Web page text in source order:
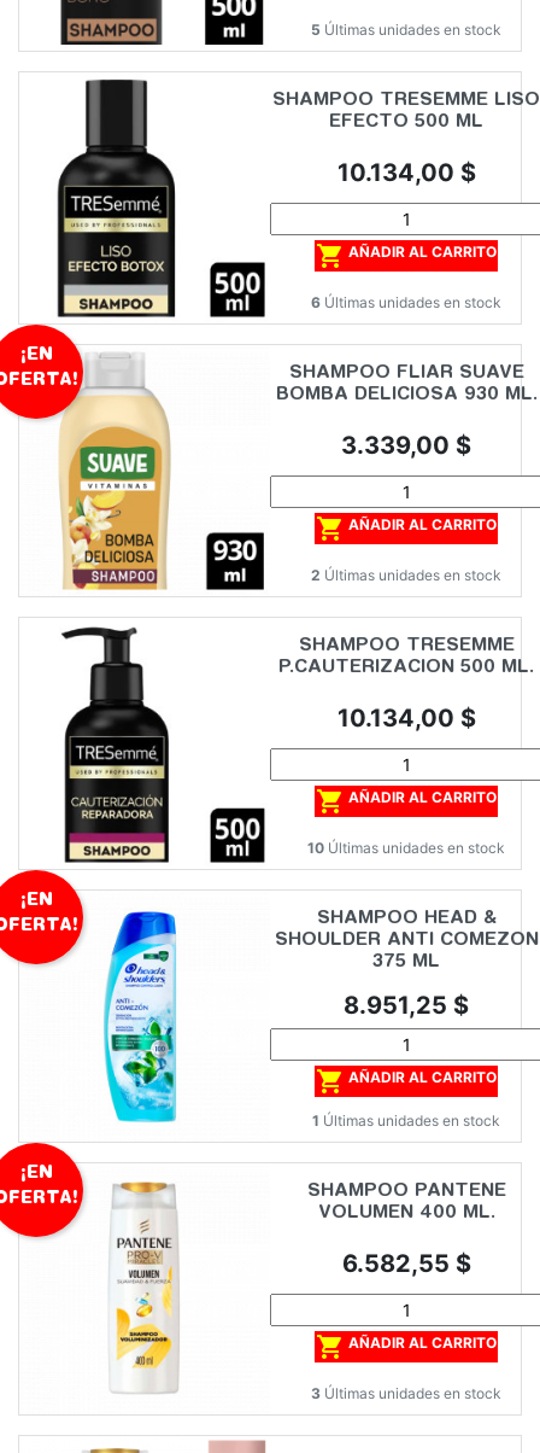
5 Últimas unidades en stock
SHAMPOO TRESEMME LISO
EFECTO 500 ML
Precio
10.134,00 $
 AÑADIR AL CARRITO
6 Últimas unidades en stock
SHAMPOO FLIAR SUAVE
BOMBA DELICIOSA 930 ML.
Precio
3.339,00 $
 AÑADIR AL CARRITO
2 Últimas unidades en stock
¡EN
SHAMPOO TRESEMME
P.CAUTERIZACION 500 ML.
Precio
10.134,00 $
 AÑADIR AL CARRITO
10 Últimas unidades en stock
SHAMPOO HEAD &
SHOULDER ANTI COMEZON
375 ML
Precio
8.951,25 $
 AÑADIR AL CARRITO
1 Últimas unidades en stock
¡EN
SHAMPOO PANTENE
VOLUMEN 400 ML.
Precio
6.582,55 $
 AÑADIR AL CARRITO
3 Últimas unidades en stock
¡EN